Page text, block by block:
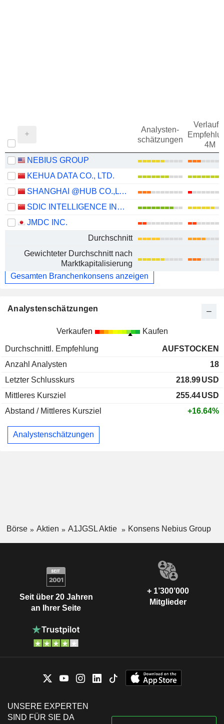
Analysten-
schätzungen
Verlauf
4M
NEBIUS GROUP
KEHUA DATA CO., LTD.
SHANGHAI @HUB CO.,LTD.
SDIC INTELLIGENCE INFORMATION TECHNOLOGY CO., LTD.
JMDC INC.
Durchschnitt
Gewichteter Durchschnitt nach
Marktkapitalisierung
Gesamten Branchenkonsens anzeigen
Analystenschätzungen
Verkaufen Kaufen
Durchschnittl. Empfehlung
AUFSTOCKEN
Anzahl Analysten
18
Letzter Schlusskurs
218.99USD
Mittleres Kursziel
255.44USD
Abstand / Mittleres Kursziel
+16.64%
Analystenschätzungen
Börse Aktien A1JGSL Aktie Konsens Nebius Group
Seit über 20 Jahren
an Ihrer Seite
+ 1’300’000
Mitglieder
UNSERE EXPERTEN
SIND FÜR SIE DA